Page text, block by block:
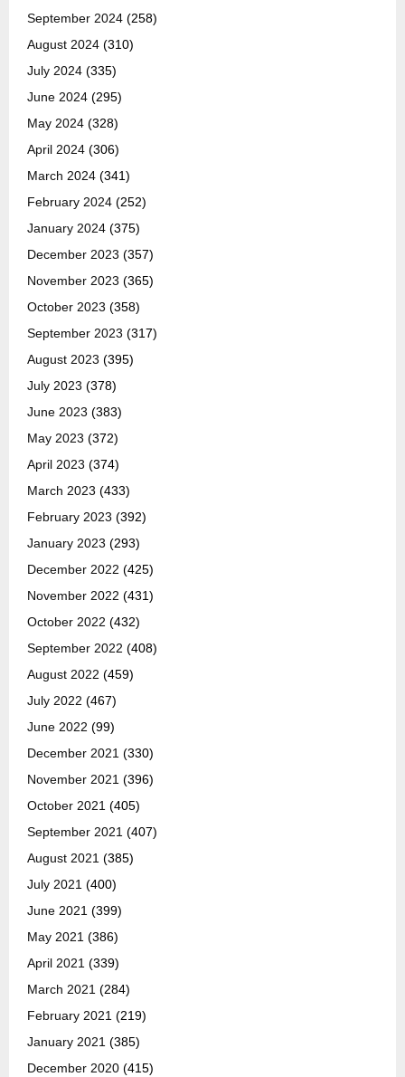
September 2024 (258)
August 2024 (310)
July 2024 (335)
June 2024 (295)
May 2024 (328)
April 2024 (306)
March 2024 (341)
February 2024 (252)
January 2024 (375)
December 2023 (357)
November 2023 (365)
October 2023 (358)
September 2023 (317)
August 2023 (395)
July 2023 (378)
June 2023 (383)
May 2023 (372)
April 2023 (374)
March 2023 (433)
February 2023 (392)
January 2023 (293)
December 2022 (425)
November 2022 (431)
October 2022 (432)
September 2022 (408)
August 2022 (459)
July 2022 (467)
June 2022 (99)
December 2021 (330)
November 2021 (396)
October 2021 (405)
September 2021 (407)
August 2021 (385)
July 2021 (400)
June 2021 (399)
May 2021 (386)
April 2021 (339)
March 2021 (284)
February 2021 (219)
January 2021 (385)
December 2020 (415)